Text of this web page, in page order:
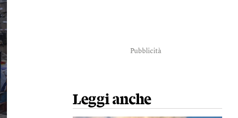
Pubblicità
Leggi anche